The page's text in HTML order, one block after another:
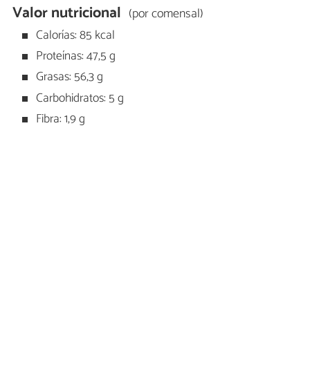
Valor nutricional (por comensal)
Calorías: 85 kcal
Proteínas: 47,5 g
Grasas: 56,3 g
Carbohidratos: 5 g
Fibra: 1,9 g